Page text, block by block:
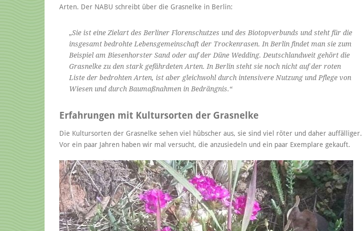
Arten. Der NABU schreibt über die Grasnelke in Berlin:
„Sie ist eine Zielart des Berliner Florenschutzes und des Biotopverbunds und steht für die
insgesamt bedrohte Lebensgemeinschaft der Trockenrasen. In Berlin findet man sie zum
Beispiel am Biesenhorster Sand oder auf der Düne Wedding. Deutschlandweit gehört die
Grasnelke zu den stark gefährdeten Arten. In Berlin steht sie noch nicht auf der roten
Liste der bedrohten Arten, ist aber gleichwohl durch intensivere Nutzung und Pflege von
Wiesen und durch Baumaßnahmen in Bedrängnis.“
Erfahrungen mit Kultursorten der Grasnelke
Die Kultursorten der Grasnelke sehen viel hübscher aus, sie sind viel röter und daher auffälliger.
Vor ein paar Jahren haben wir mal versucht, die anzusiedeln und ein paar Exemplare gekauft.